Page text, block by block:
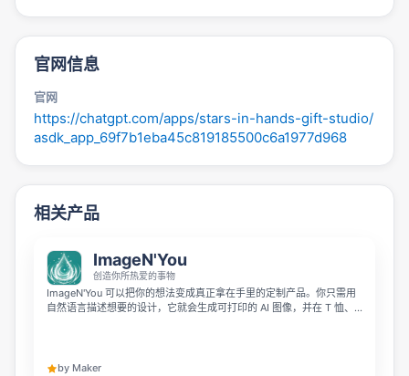
官网信息
官网
https://chatgpt.com/apps/stars-in-hands-gift-studio/
asdk_app_69f7b1eba45c819185500c6a1977d968
相关产品
ImageN'You
创造你所热爱的事物
ImageN'You 可以把你的想法变成真正拿在手里的定制产品。你只需用
自然语言描述想要的设计，它就会生成可打印的 AI 图像，并在 T 恤、
by Maker